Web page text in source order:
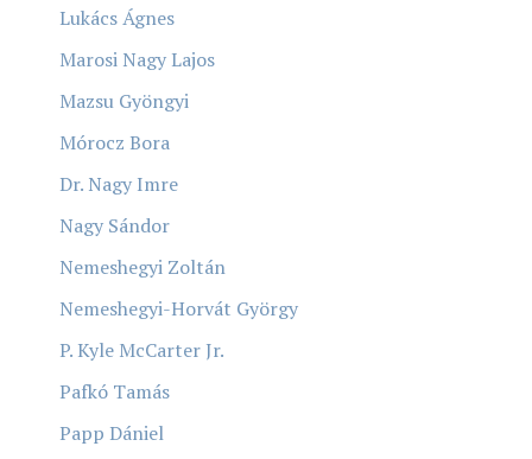
Lukács Ágnes
Marosi Nagy Lajos
Mazsu Gyöngyi
Mórocz Bora
Dr. Nagy Imre
Nagy Sándor
Nemeshegyi Zoltán
Nemeshegyi-Horvát György
P. Kyle McCarter Jr.
Pafkó Tamás
Papp Dániel